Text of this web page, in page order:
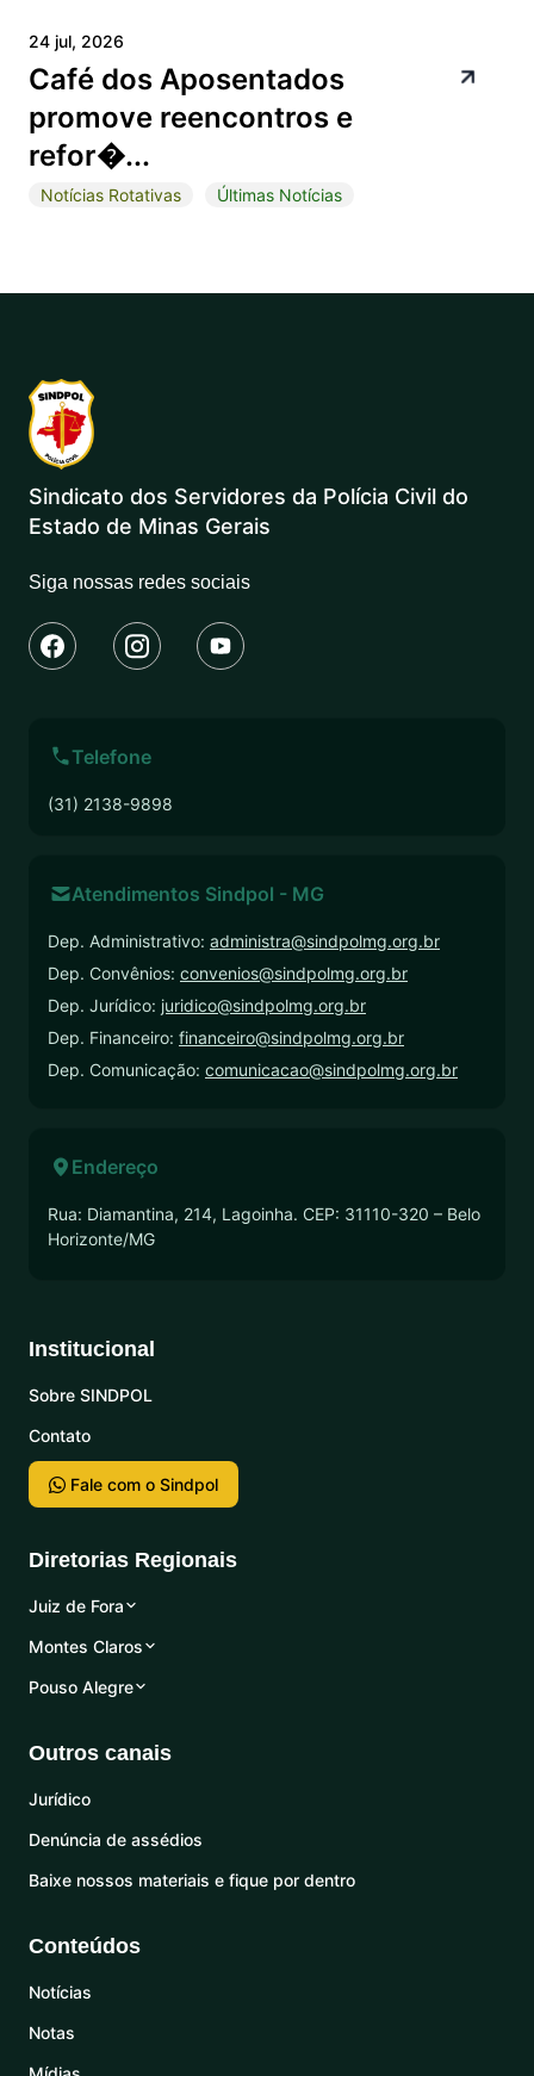
24 jul, 2026
Café dos Aposentados
promove reencontros e
refor�...
Notícias Rotativas Últimas Notícias
Sindicato dos Servidores da Polícia Civil do
Estado de Minas Gerais
Siga nossas redes sociais
Telefone
(31) 2138-9898
Atendimentos Sindpol - MG
Dep. Administrativo: administra@sindpolmg.org.br
Dep. Convênios: convenios@sindpolmg.org.br
Dep. Jurídico: juridico@sindpolmg.org.br
Dep. Financeiro: financeiro@sindpolmg.org.br
Dep. Comunicação: comunicacao@sindpolmg.org.br
Endereço
Rua: Diamantina, 214, Lagoinha. CEP: 31110-320 – Belo
Horizonte/MG
Institucional
Sobre SINDPOL
Contato
Fale com o Sindpol
Diretorias Regionais
Juiz de Fora
Montes Claros
Pouso Alegre
Outros canais
Jurídico
Denúncia de assédios
Baixe nossos materiais e fique por dentro
Conteúdos
Notícias
Notas